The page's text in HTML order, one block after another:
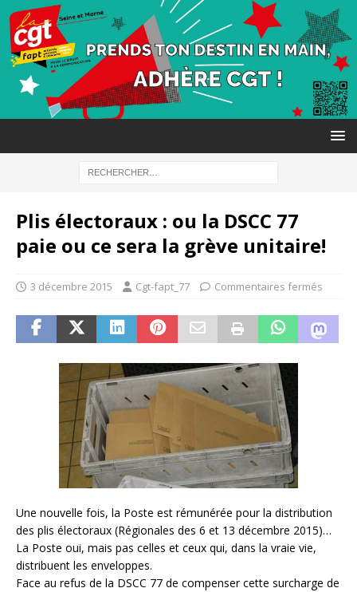
Plis électoraux : ou la DSCC 77
paie ou ce sera la grève unitaire!
3 décembre 2015 Cgt-fapt_77 Commentaires fermés
Une nouvelle fois, la Poste est rémunérée pour la distribution
des plis électoraux (Régionales des 6 et 13 décembre 2015)…
La Poste oui, mais pas celles et ceux qui, dans la vraie vie,
distribuent les enveloppes.
Face au refus de la DSCC 77 de compenser cette surcharge de